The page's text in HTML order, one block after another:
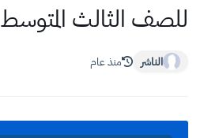
للصف الثالث المتوسط
الناشر منذ عام